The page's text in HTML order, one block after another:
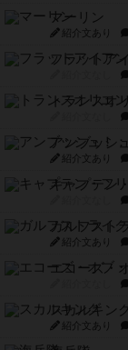
マーリン
紹介文あり
フラットア
トランスオ
アンブッシ
紹介文あり
キャプテン
ガルフスト
紹介文あり
エコーズ・
スカルキン
紹介文あり